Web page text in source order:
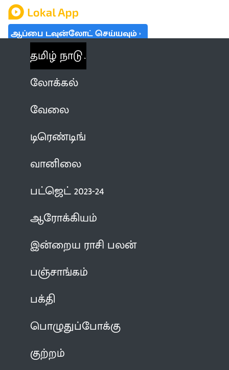
ஆப்பை டவுன்லோட் செய்யவும்
தமிழ் நாடு
லோக்கல்
வேலை
டிரெண்டிங்
வானிலை
பட்ஜெட் 2023-24
ஆரோக்கியம்
இன்றைய ராசி பலன்
பஞ்சாங்கம்
பக்தி
பொழுதுப்போக்கு
குற்றம்